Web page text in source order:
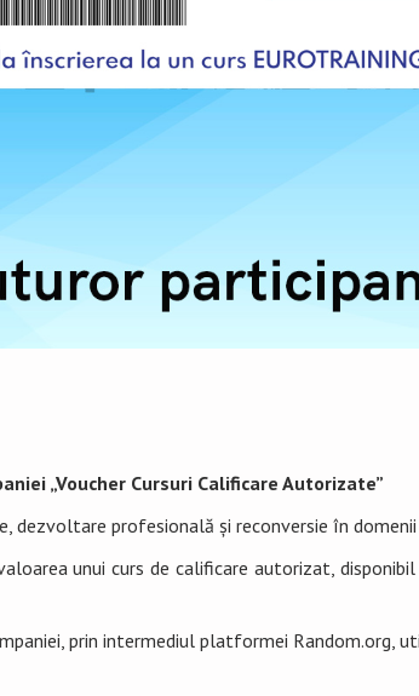
„Voucher Cursuri Calificare Autorizate”
dezvoltare profesională și reconversie în
unui curs de calificare autorizat,
prin intermediul platformei Random.org,